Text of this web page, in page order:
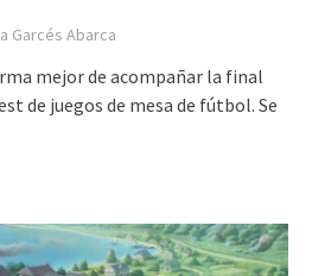
Garcés Abarca
mejor de acompañar la final
de juegos de mesa de fútbol. Se